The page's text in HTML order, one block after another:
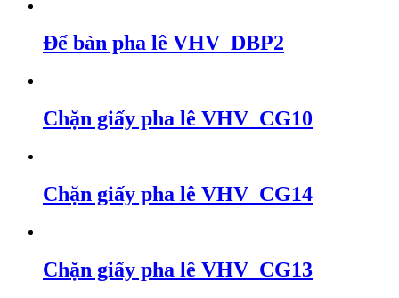
Để bàn pha lê VHV_DBP2
Chặn giấy pha lê VHV_CG10
Chặn giấy pha lê VHV_CG14
Chặn giấy pha lê VHV_CG13